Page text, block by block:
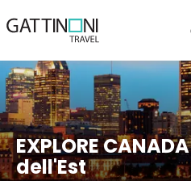
EXPLORE
dell'Est
Montreal, Canada